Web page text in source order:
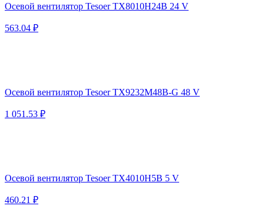
Осевой вентилятор Tesoer TX8010H24B 24 V
563.04 ₽
Осевой вентилятор Tesoer TX9232M48B-G 48 V
1 051.53 ₽
Осевой вентилятор Tesoer TX4010H5B 5 V
460.21 ₽